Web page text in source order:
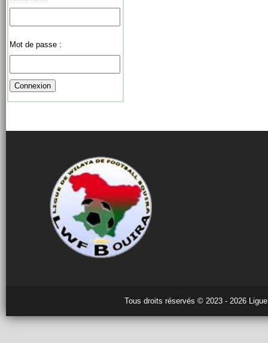
Mot de passe :
Tous droits réservés © 2023 - 2026